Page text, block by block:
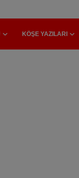
KÖŞE YAZILARI